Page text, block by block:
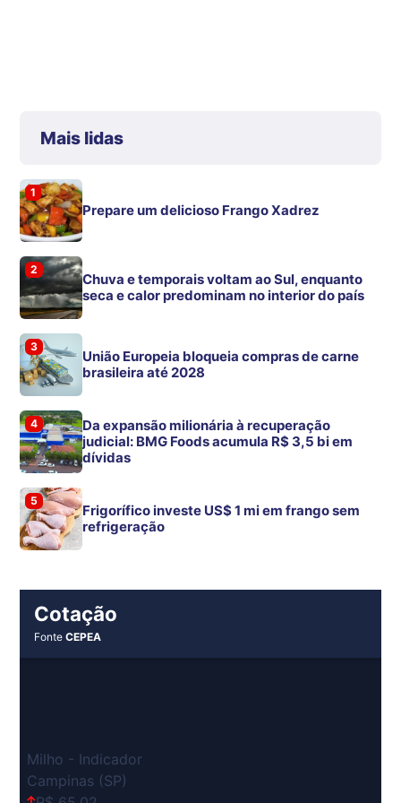
Mais lidas
1
Prepare um delicioso Frango Xadrez
2
Chuva e temporais voltam ao Sul, enquanto
seca e calor predominam no interior do país
3
União Europeia bloqueia compras de carne
brasileira até 2028
4
Da expansão milionária à recuperação
judicial: BMG Foods acumula R$ 3,5 bi em
dívidas
5
Frigorífico investe US$ 1 mi em frango sem
refrigeração
Cotação
FonteCEPEA
Milho - Indicador
Campinas (SP)